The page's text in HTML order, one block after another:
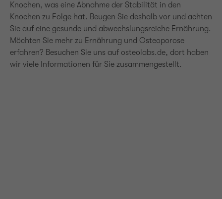
Knochen, was eine Abnahme der Stabilität in den
Knochen zu Folge hat. Beugen Sie deshalb vor und achten
Sie auf eine gesunde und abwechslungsreiche Ernährung.
Möchten Sie mehr zu Ernährung und Osteoporose
erfahren? Besuchen Sie uns auf osteolabs.de, dort haben
wir viele Informationen für Sie zusammengestellt.